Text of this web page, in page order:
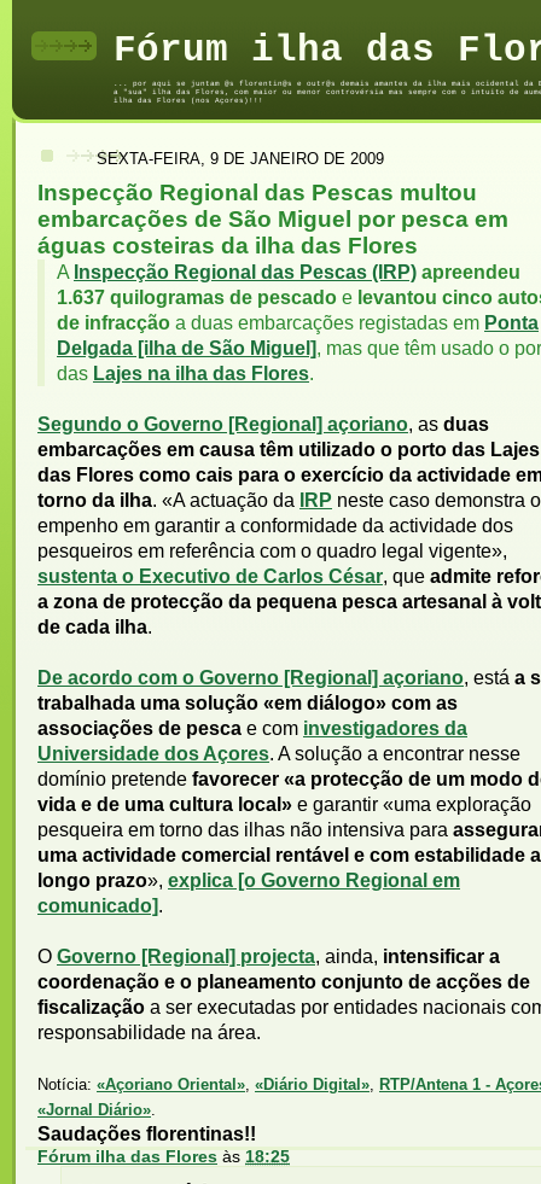
Fórum ilha das
... por aqui se juntam @s florentin@s e outr@s demais amantes da ilha mais ocidental
a "sua" ilha das Flores, com maior ou menor controvérsia mas sempre com o intuito de
ilha das Flores (nos Açores)!!!
SEXTA-FEIRA, 9 DE JANEIRO DE 2009
Inspecção Regional das Pescas multou
embarcações de São Miguel por pesca em
águas costeiras da ilha das Flores
A Inspecção Regional das Pescas (IRP) apreendeu
1.637 quilogramas de pescado e levantou cinco
de infracção a duas embarcações registadas em Ponta
Delgada [ilha de São Miguel], mas que têm usado o
das Lajes na ilha das Flores.
Segundo o Governo [Regional] açoriano, as duas
embarcações em causa têm utilizado o porto das Lajes
das Flores como cais para o exercício da actividade
torno da ilha. «A actuação da IRP neste caso demonstra o
empenho em garantir a conformidade da actividade dos
pesqueiros em referência com o quadro legal vigente»,
sustenta o Executivo de Carlos César, que admite
a zona de protecção da pequena pesca artesanal à
de cada ilha.
De acordo com o Governo [Regional] açoriano, está a
trabalhada uma solução «em diálogo» com as
associações de pesca e com investigadores da
Universidade dos Açores. A solução a encontrar nesse
domínio pretende favorecer «a protecção de um modo
vida e de uma cultura local» e garantir «uma exploração
pesqueira em torno das ilhas não intensiva para
uma actividade comercial rentável e com estabilidade a
longo prazo», explica [o Governo Regional em
comunicado].
O Governo [Regional] projecta, ainda, intensificar a
coordenação e o planeamento conjunto de acções de
fiscalização a ser executadas por entidades nacionais
responsabilidade na área.
Notícia: «Açoriano Oriental», «Diário Digital», RTP/Antena 1 -
«Jornal Diário».
Saudações florentinas!!
Fórum ilha das Flores às 18:25